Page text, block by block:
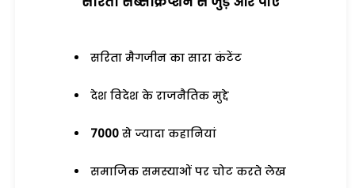
सरिता मैगजीन का सारा कंटेंट
देश विदेश के राजनैतिक मुद्दे
7000 से ज्यादा कहानियां
समाजिक समस्याओं पर चोट करते लेख